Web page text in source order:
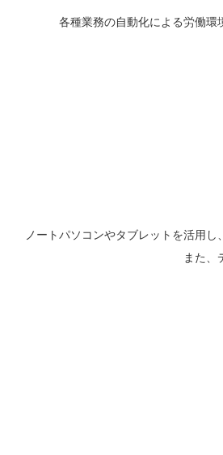
各種業務の自動化による労働
ノートパソコンやタブレットを活用
また、